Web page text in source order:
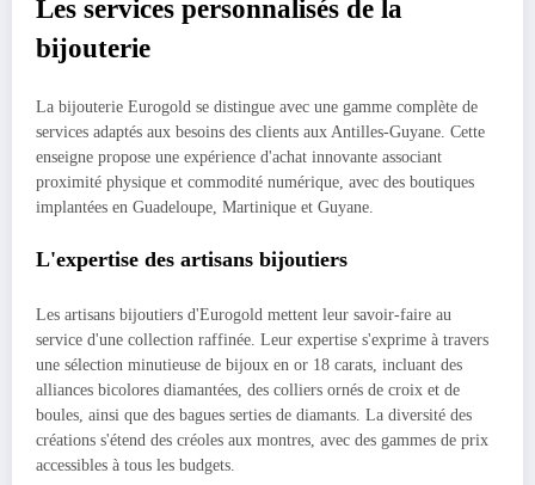
Les services personnalisés de la
bijouterie
La bijouterie Eurogold se distingue avec une gamme complète de
services adaptés aux besoins des clients aux Antilles-Guyane. Cette
enseigne propose une expérience d'achat innovante associant
proximité physique et commodité numérique, avec des boutiques
implantées en Guadeloupe, Martinique et Guyane.
L'expertise des artisans bijoutiers
Les artisans bijoutiers d'Eurogold mettent leur savoir-faire au
service d'une collection raffinée. Leur expertise s'exprime à travers
une sélection minutieuse de bijoux en or 18 carats, incluant des
alliances bicolores diamantées, des colliers ornés de croix et de
boules, ainsi que des bagues serties de diamants. La diversité des
créations s'étend des créoles aux montres, avec des gammes de prix
accessibles à tous les budgets.